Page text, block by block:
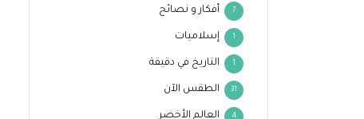
أفكار و نصائح 7
إسلاميات 1
التاريخ في دقيقة 1
الطقس الآن 31
العالم الأخضر 4